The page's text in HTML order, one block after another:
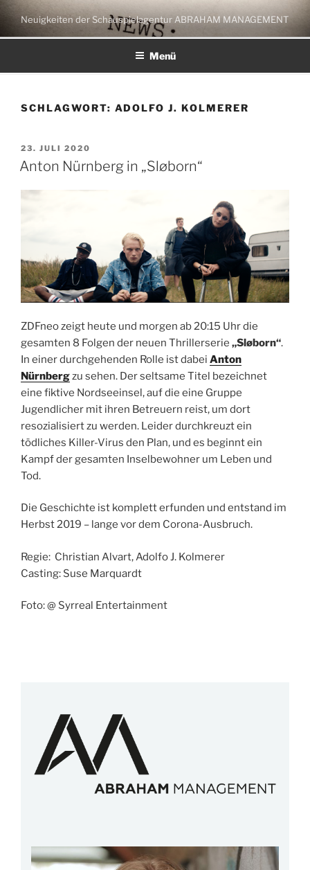
Zum
Inhalt
springen
Neuigkeiten der Schauspielagentur ABRAHAM MANAGEMENT
Menü
SCHLAGWORT: ADOLFO J. KOLMERER
VERÖFFENTLICHT
AM
23. JULI 2020
Anton Nürnberg in „Sløborn“
ZDFneo zeigt heute und morgen ab 20:15 Uhr die
gesamten 8 Folgen der neuen Thrillerserie „Sløborn“.
In einer durchgehenden Rolle ist dabei Anton
Nürnbergzu sehen. Der seltsame Titel bezeichnet
eine fiktive Nordseeinsel, auf die eine Gruppe
Jugendlicher mit ihren Betreuern reist, um dort
resozialisiert zu werden. Leider durchkreuzt ein
tödliches Killer-Virus den Plan, und es beginnt ein
Kampf der gesamten Inselbewohner um Leben und
Tod.
Die Geschichte ist komplett erfunden und entstand im
Herbst 2019 – lange vor dem Corona-Ausbruch.
Regie: Christian Alvart, Adolfo J. Kolmerer
Casting: Suse Marquardt
Foto: @ Syrreal Entertainment